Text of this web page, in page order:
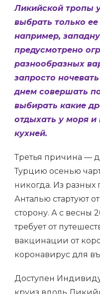
Ликийской тропы
выбрать только
например,
предусмотрено
разнообразных
запросто
днем совершать
выбирать какие
отдыхать у моря и
кухней.
Третья причина —
Турцию осенью
никогда. Из
Анталью стартуют
сторону. А с весны
требует от
вакцинации от
коронавирус для
Доступен